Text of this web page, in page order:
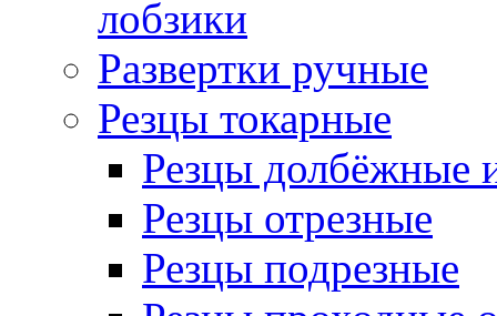
лобзики
Развертки ручные
Резцы токарные
Резцы долбёжные
Резцы отрезные
Резцы подрезные